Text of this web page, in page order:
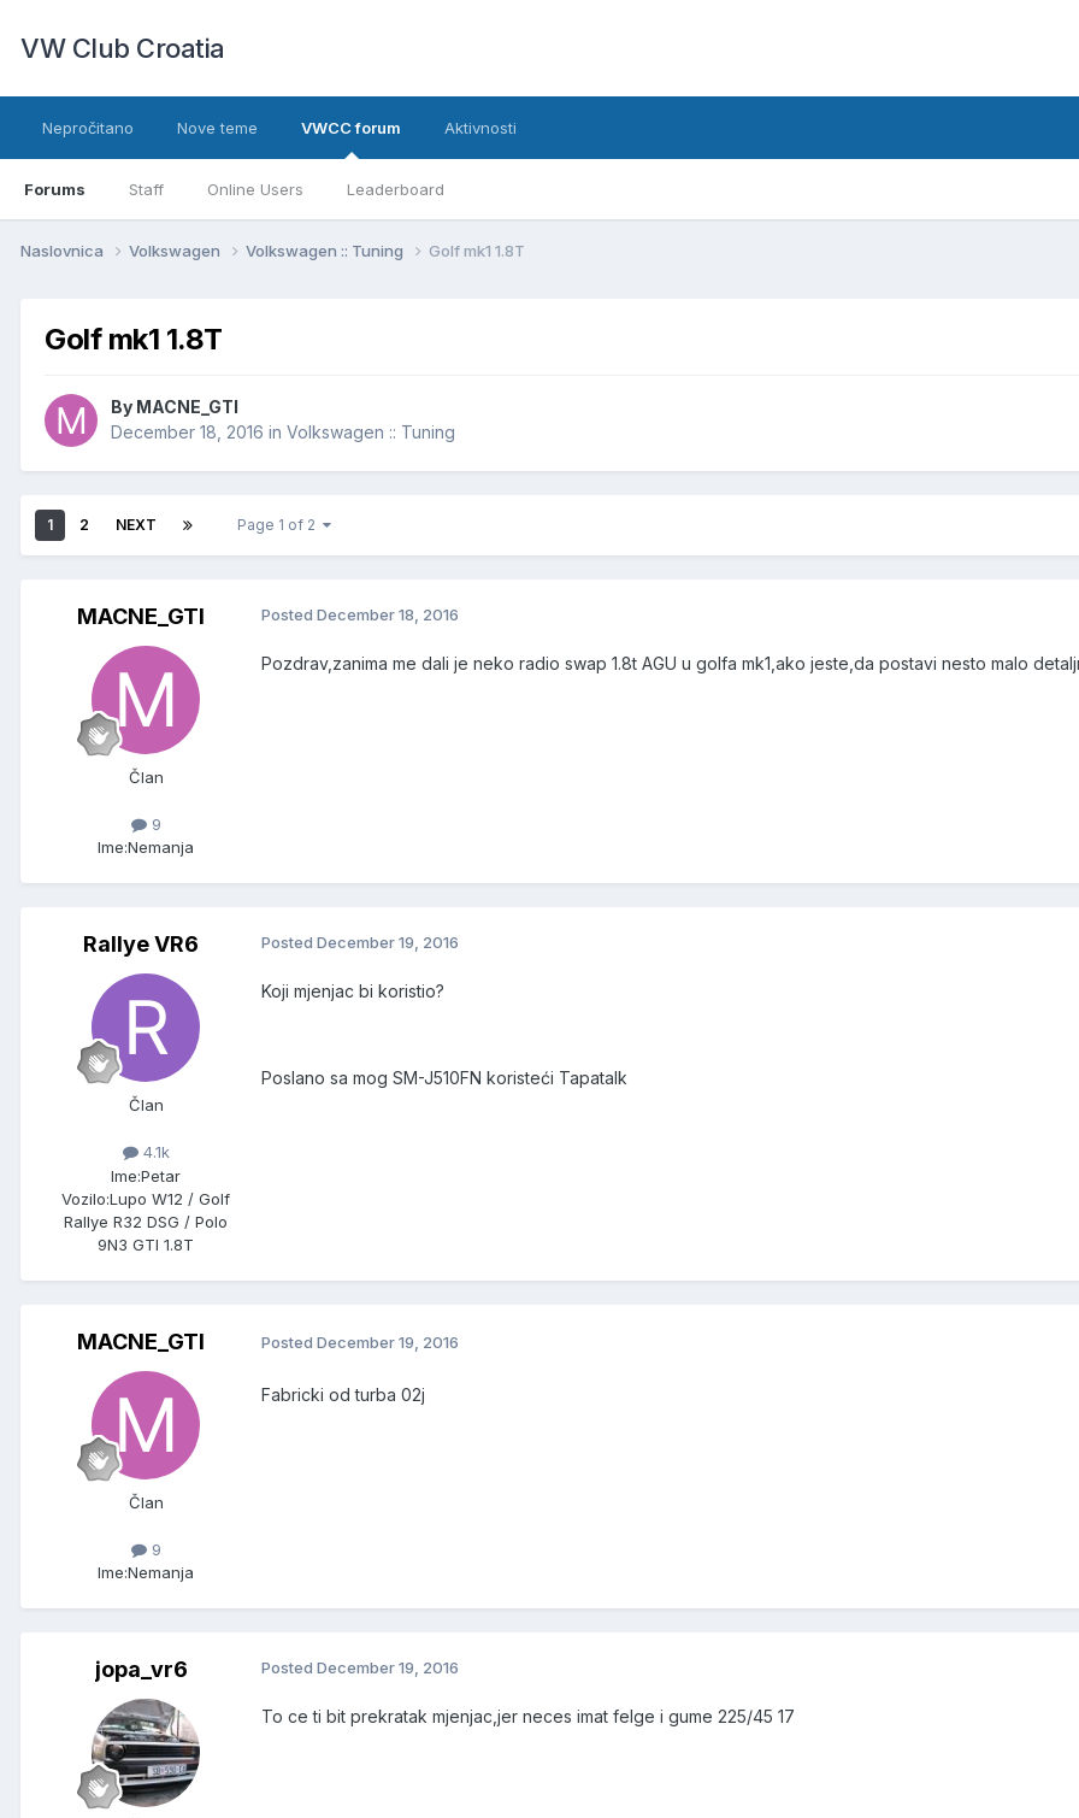
VW Club Croatia
Nepročitano Nove teme VWCC forum
Forums Staff Online Users Leaderboard
Aktivnosti
Naslovnica Volkswagen Volkswagen :: Tuning Golf mk1 1.8T
Golf mk1 1.8T
By MACNE_GTI
December 18, 2016 in Volkswagen :: Tuning
1 2 NEXT Page 1 of 2
MACNE_GTI
Član
9
Ime:Nemanja
Posted December 18, 2016
Pozdrav,zanima me dali je neko radio swap 1.8t AGU u golfa mk1,ako jeste,da postavi nesto malo
Rallye VR6
Član
4.1k
Ime:Petar
Vozilo:Lupo W12 / Golf
Rallye R32 DSG / Polo
9N3 GTI 1.8T
Posted December 19, 2016
Koji mjenjac bi koristio?
Poslano sa mog SM-J510FN koristeći Tapatalk
MACNE_GTI
Član
9
Ime:Nemanja
Posted December 19, 2016
Fabricki od turba 02j
jopa_vr6 Posted December 19, 2016
To ce ti bit prekratak mjenjac,jer neces imat felge i gume 225/45 17